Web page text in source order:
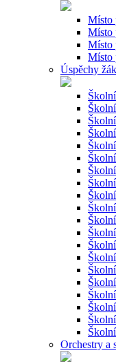
Místo
Místo
Místo
Místo
Úspěchy
Orchestry a